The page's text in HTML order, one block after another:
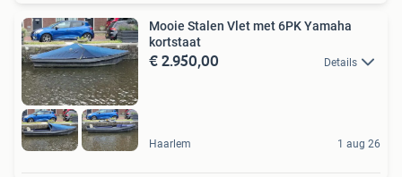
Mooie Stalen Vlet met 6PK Yamaha
kortstaat
€ 2.950,00 Details
Haarlem 1 aug 26